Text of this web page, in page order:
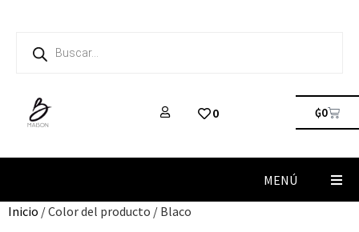
0 ₲0
MENÚ
Inicio / Color del producto / Blaco